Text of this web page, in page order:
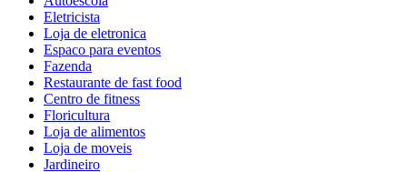
Eletricista
Loja de eletronica
Espaco para eventos
Fazenda
Restaurante de fast food
Centro de fitness
Floricultura
Loja de alimentos
Loja de moveis
Jardineiro